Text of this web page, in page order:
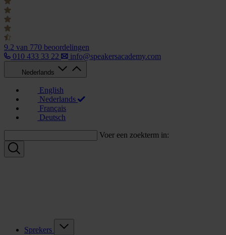
9.2 van 770 beoordelingen
010 433 33 22
info@speakersacademy.com
Nederlands
English
Nederlands
Français
Deutsch
Voer een zoekterm in:
Sprekers